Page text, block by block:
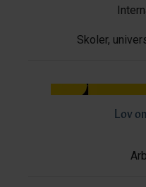
Skoler,
Lov